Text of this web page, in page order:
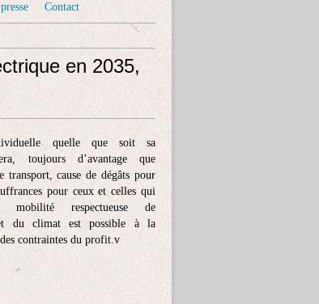
Contact
en 2035,
quelle que soit sa
toujours d’avantage que
transport, cause de dégâts pour
pour ceux et celles qui
mobilité respectueuse de
et du climat est possible à la
contraintes du profit.v